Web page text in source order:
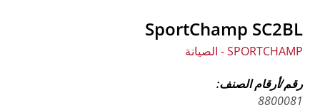
SportChamp SC2BL
SPORTCHAMP - الصيانة
رقم/أرقام الصنف:
8800081